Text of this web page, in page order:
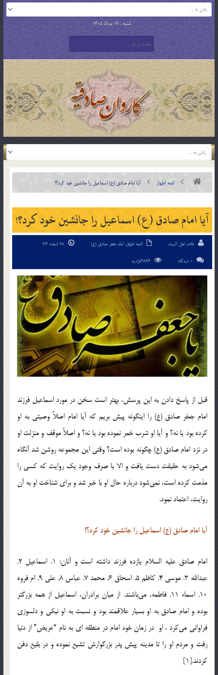
شنبه , 17 مرداد 1405
ائمه اطهار آیا امام صادق (ع) اسماعیل را جانشین خود کرد؟!
آیا امام صادق (ع) اسماعیل را جانشین خود کرد؟!
خادم اهل البیت ائمه اطهار, امام جعفر صادق (ع)
0 دیدگاه
قبل از پاسخ دادن به این پرسش، بهتر است سخن در مورد اسماعیل فرزند
امام جعفر صادق (ع) را اینگونه پیش بریم که آیا امام اصلاً وصیتی به او
کرده بود یا نه؟ و آیا او شرب خمر نموده بود یا نه؟ و اصلاً موقف و منزلت او
در نزد امام صادق (ع)‌ چگونه بوده است؟ وقتی این مجموعه روشن شد آنگاه
می‌شود به حقیقت دست یافت و الا با صرف وجود یک روایت که کسی را
مذمت کرده است، نمی‌شود درباره حال او با خبر شد و برای شناخت او به آن
روایت، اعتماد نمود.
آیا امام صادق (ع) اسماعیل را جانشین خود کرد؟!
امام صادق علیه السلام یازده فرزند داشته است و آنان: 1. اسماعیل 2.
عبدالله 3. موسی 4. کاظم 5. اسحاق 6. محمد 7. عباس 8. علی 9. ام فروه
10. اسماء 11. فاطمه، می‌باشند. از میان برادران، اسماعیل از همه بزرگتر
بوده و امام صادق به او بسیار علاقمند بود و نسبت به او نیکی و دلسوزی
فراوانی می‌کرد ، او در زمان خود امام در منطقه ای به نام “عریض” از دنیا
رفت و مردم او را تا مدینه پیش پدر بزرگوارش تشیع نموده و در بقیع دفن
کردند.[1]